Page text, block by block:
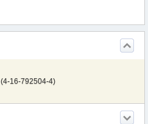
(4-16-792504-4)